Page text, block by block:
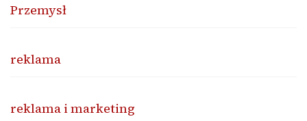
Przemysł
reklama
reklama i marketing